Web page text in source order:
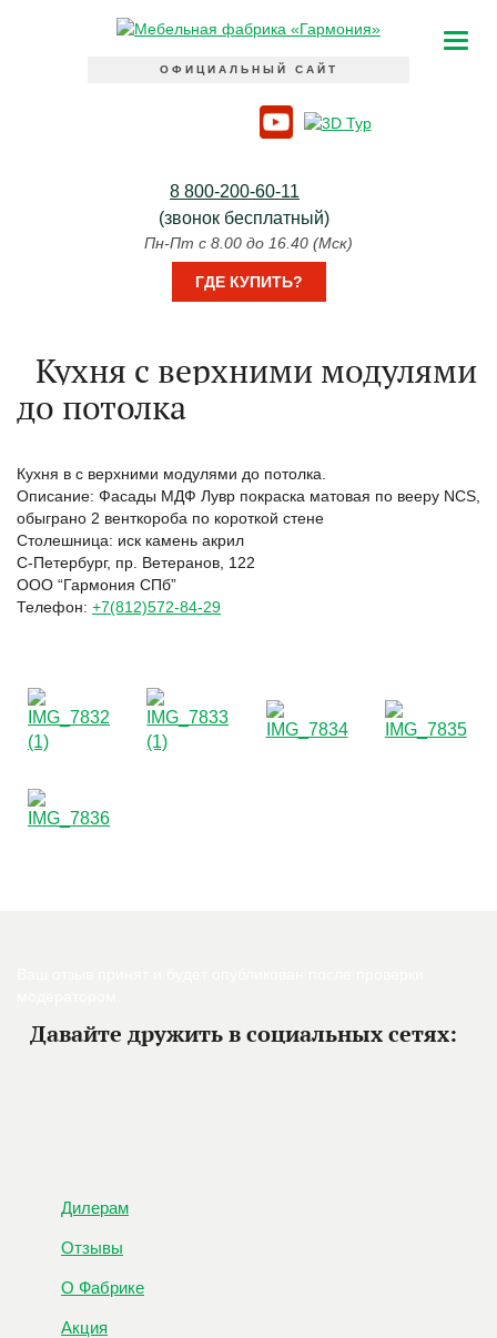
ОФИЦИАЛЬНЫЙ САЙТ
8 800-200-60-11
(звонок бесплатный)
Пн-Пт с 8.00 до 16.40 (Мск)
ГДЕ КУПИТЬ?
Кухня с верхними модулями
до потолка
Кухня в с верхними модулями до потолка.
Описание: Фасады МДФ Лувр покраска матовая по вееру NCS,
обыграно 2 венткороба по короткой стене
Столешница: иск камень акрил
С-Петербург, пр. Ветеранов, 122
ООО “Гармония СПб”
Телефон: +7(812)572-84-29
Давайте дружить в социальных сетях:
Дилерам
Отзывы
О Фабрике
Акция